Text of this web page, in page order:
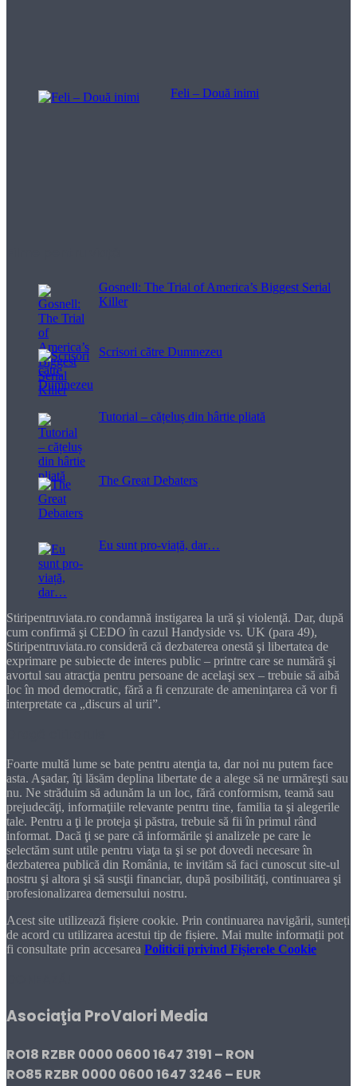
Feli – Două inimi
Gosnell: The Trial of America’s Biggest Serial
Killer
Scrisori către Dumnezeu
Tutorial – cățeluș din hârtie pliată
The Great Debaters
Eu sunt pro-viață, dar…
Stiripentruviata.ro condamnă instigarea la ură şi violenţă. Dar, după
cum confirmă şi CEDO în cazul Handyside vs. UK (para 49),
Stiripentruviata.ro consideră că dezbaterea onestă şi libertatea de
exprimare pe subiecte de interes public – printre care se numără şi
avortul sau atracţia pentru persoane de acelaşi sex – trebuie să aibă
loc în mod democratic, fără a fi cenzurate de ameninţarea că vor fi
interpretate ca „discurs al urii”.
Foarte multă lume se bate pentru atenţia ta, dar noi nu putem face
asta. Aşadar, îţi lăsăm deplina libertate de a alege să ne urmăreşti sau
nu. Ne străduim să adunăm la un loc, fără conformism, teamă sau
prejudecăţi, informaţiile relevante pentru tine, familia ta şi alegerile
tale. Pentru a ţi le proteja şi păstra, trebuie să fii în primul rând
informat. Dacă ţi se pare că informările şi analizele pe care le
selectăm sunt utile pentru viaţa ta şi se pot dovedi necesare în
dezbaterea publică din România, te invităm să faci cunoscut site-ul
nostru şi altora şi să susţii financiar, după posibilităţi, continuarea şi
profesionalizarea demersului nostru.
Acest site utilizează fișiere cookie. Prin continuarea navigării, sunteți
de acord cu utilizarea acestui tip de fișiere. Mai multe informații pot
fi consultate prin accesarea Politicii privind Fișierele Cookie
Asociaţia ProValori Media
RO18 RZBR 0000 0600 1647 3191 – RON
RO85 RZBR 0000 0600 1647 3246 – EUR